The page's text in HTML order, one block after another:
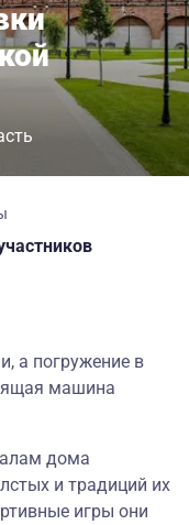
а погружение в
машина
дома
и традиций их
игры они